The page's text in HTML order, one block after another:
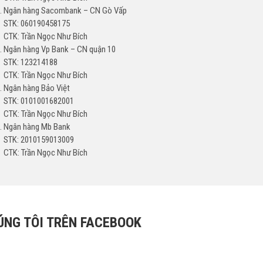
Ngân hàng Sacombank – CN Gò Vấp
STK: 060190458175
CTK: Trần Ngọc Như Bích
Ngân hàng Vp Bank – CN quận 10
STK: 123214188
CTK: Trần Ngọc Như Bích
Ngân hàng Bảo Việt
STK: 0101001682001
CTK: Trần Ngọc Như Bích
Ngân hàng Mb Bank
STK: 2010159013009
CTK: Trần Ngọc Như Bích
TÔI TRÊN FACEBOOK